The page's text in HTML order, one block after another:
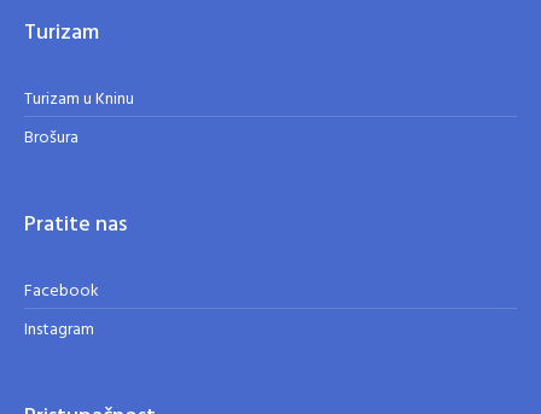
Turizam
Turizam u Kninu
Brošura
Pratite nas
Facebook
Instagram